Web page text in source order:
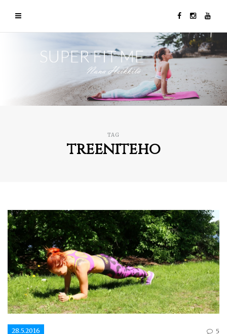
TAG
treeniteho
28.5.2016 5